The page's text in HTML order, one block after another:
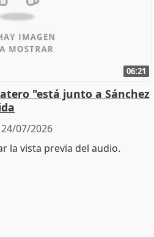
06:21
"está junto a Sánchez
24/07/2026